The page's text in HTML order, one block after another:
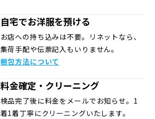
自宅でお洋服を預ける
お店への持ち込みは不要。リネットなら、
集荷手配や伝票記入もいりません。
梱包方法について
料金確定・クリーニング
検品完了後に料金をメールでお知らせ。1
着1着丁寧にクリーニングいたします。